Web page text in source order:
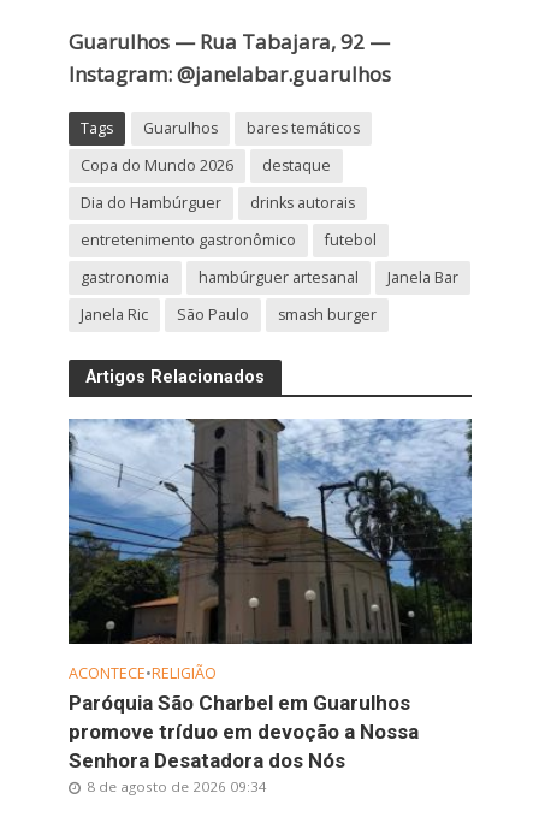
Guarulhos — Rua Tabajara, 92 —
Instagram: @janelabar.guarulhos
Tags Guarulhos
bares temáticos
Copa do Mundo 2026
destaque
Dia do Hambúrguer
drinks autorais
entretenimento gastronômico
futebol
gastronomia
hambúrguer artesanal
Janela Bar
Janela Ric
São Paulo smash burger
Artigos Relacionados
ACONTECE•RELIGIÃO
Paróquia São Charbel em Guarulhos
promove tríduo em devoção a Nossa
Senhora Desatadora dos Nós
8 de agosto de 2026 09:34